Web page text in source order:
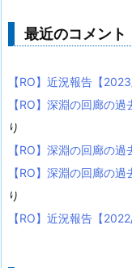
最近のコメント
【RO】近況報告【
【RO】深淵の回廊の
り
【RO】深淵の回廊の
【RO】深淵の回廊の
り
【RO】近況報告【